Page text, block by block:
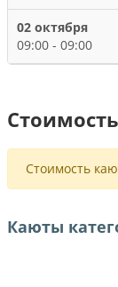
02 октября
09:00 - 09:00
Стоимость
Каюты